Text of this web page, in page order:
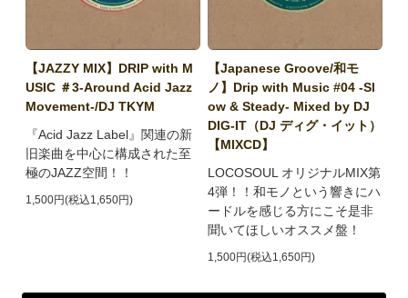
【JAZZY MIX】DRIP with M
USIC ＃3-Around Acid Jazz
Movement-/DJ TKYM
『Acid Jazz Label』関連の新
旧楽曲を中心に構成された至
極のJAZZ空間！！
1,500円(税込1,650円)
【Japanese Groove/和モ
ノ】Drip with Music #04 -Sl
ow & Steady- Mixed by DJ
DIG-IT（DJ ディグ・イット）
【MIXCD】
LOCOSOUL オリジナルMIX第
4弾！！和モノという響きにハ
ードルを感じる方にこそ是非
聞いてほしいオススメ盤！
1,500円(税込1,650円)